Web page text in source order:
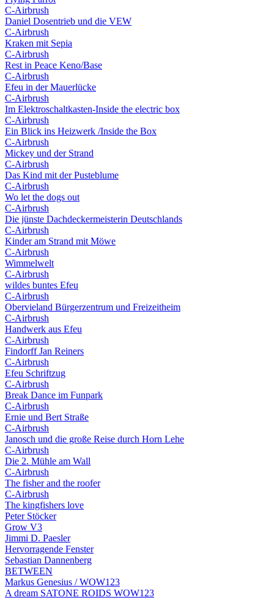
C-Airbrush
Daniel Dosentrieb und die VEW
C-Airbrush
Kraken mit Sepia
C-Airbrush
Rest in Peace Keno/Base
C-Airbrush
Efeu in der Mauerlücke
C-Airbrush
Im Elektroschaltkasten-Inside the electric box
C-Airbrush
Ein Blick ins Heizwerk /Inside the Box
C-Airbrush
Mickey und der Strand
C-Airbrush
Das Kind mit der Pusteblume
C-Airbrush
Wo let the dogs out
C-Airbrush
Die jünste Dachdeckermeisterin Deutschlands
C-Airbrush
Kinder am Strand mit Möwe
C-Airbrush
Wimmelwelt
C-Airbrush
wildes buntes Efeu
C-Airbrush
Obervieland Bürgerzentrum und Freizeitheim
C-Airbrush
Handwerk aus Efeu
C-Airbrush
Findorff Jan Reiners
C-Airbrush
Efeu Schriftzug
C-Airbrush
Break Dance im Funpark
C-Airbrush
Ernie und Bert Straße
C-Airbrush
Janosch und die große Reise durch Horn Lehe
C-Airbrush
Die 2. Mühle am Wall
C-Airbrush
The fisher and the roofer
C-Airbrush
The kingfishers love
Peter Stöcker
Grow V3
Jimmi D. Paesler
Hervorragende Fenster
Sebastian Dannenberg
BETWEEN
Markus Genesius / WOW123
A dream SATONE ROIDS WOW123